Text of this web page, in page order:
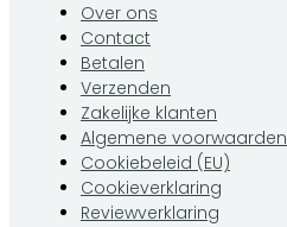
Over ons
Contact
Betalen
Verzenden
Zakelijke klanten
Algemene voorwaarden
Cookiebeleid (EU)
Cookieverklaring
Reviewverklaring